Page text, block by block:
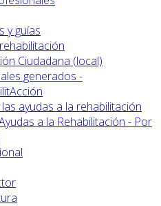
y guías
Ciudadana (local)
generados -
ayudas a la rehabilitación
a la Rehabilitación - Por